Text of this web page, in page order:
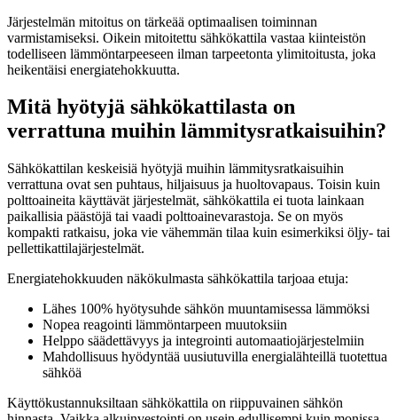
Järjestelmän mitoitus on tärkeää optimaalisen toiminnan
varmistamiseksi. Oikein mitoitettu sähkökattila vastaa kiinteistön
todelliseen lämmöntarpeeseen ilman tarpeetonta ylimitoitusta, joka
heikentäisi energiatehokkuutta.
Mitä hyötyjä sähkökattilasta on
verrattuna muihin lämmitysratkaisuihin?
Sähkökattilan keskeisiä hyötyjä muihin lämmitysratkaisuihin
verrattuna ovat sen puhtaus, hiljaisuus ja huoltovapaus. Toisin kuin
polttoaineita käyttävät järjestelmät, sähkökattila ei tuota lainkaan
paikallisia päästöjä tai vaadi polttoainevarastoja. Se on myös
kompakti ratkaisu, joka vie vähemmän tilaa kuin esimerkiksi öljy- tai
pellettikattilajärjestelmät.
Energiatehokkuuden näkökulmasta sähkökattila tarjoaa etuja:
Lähes 100% hyötysuhde sähkön muuntamisessa lämmöksi
Nopea reagointi lämmöntarpeen muutoksiin
Helppo säädettävyys ja integrointi automaatiojärjestelmiin
Mahdollisuus hyödyntää uusiutuvilla energialähteillä tuotettua
sähköä
Käyttökustannuksiltaan sähkökattila on riippuvainen sähkön